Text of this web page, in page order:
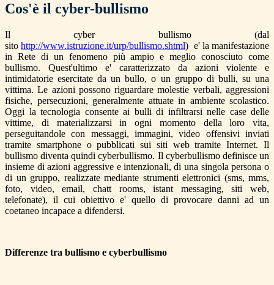
Cos'è il cyber-bullismo
Il cyber bullismo (dal
sitohttp://www.istruzione.it/urp/bullismo.shtml) e' la manifestazione
in Rete di un fenomeno più ampio e meglio conosciuto come
bullismo. Quest'ultimo e' caratterizzato da azioni violente e
intimidatorie esercitate da un bullo, o un gruppo di bulli, su una
vittima. Le azioni possono riguardare molestie verbali, aggressioni
fisiche, persecuzioni, generalmente attuate in ambiente scolastico.
Oggi la tecnologia consente ai bulli di infiltrarsi nelle case delle
vittime, di materializzarsi in ogni momento della loro vita,
perseguitandole con messaggi, immagini, video offensivi inviati
tramite smartphone o pubblicati sui siti web tramite Internet. Il
bullismo diventa quindi cyberbullismo. Il cyberbullismo definisce un
insieme di azioni aggressive e intenzionali, di una singola persona o
di un gruppo, realizzate mediante strumenti elettronici (sms, mms,
foto, video, email, chatt rooms, istant messaging, siti web,
telefonate), il cui obiettivo e' quello di provocare danni ad un
coetaneo incapace a difendersi.
Differenze tra bullismo e cyberbullismo